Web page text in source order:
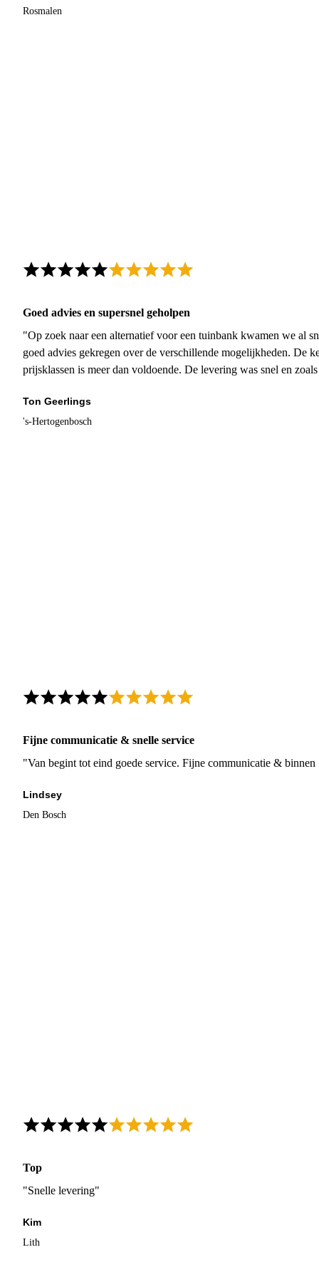
Rosmalen
Goed advies en supersnel geholpen
"Op zoek naar een alternatief voor een tuinbank kwamen we al
goed advies gekregen over de verschillende mogelijkheden. De
prijsklassen is meer dan voldoende. De levering was snel en
Ton Geerlings
's-Hertogenbosch
Fijne communicatie & snelle service
"Van begint tot eind goede service. Fijne communicatie &
Lindsey
Den Bosch
Top
"Snelle levering"
Kim
Lith